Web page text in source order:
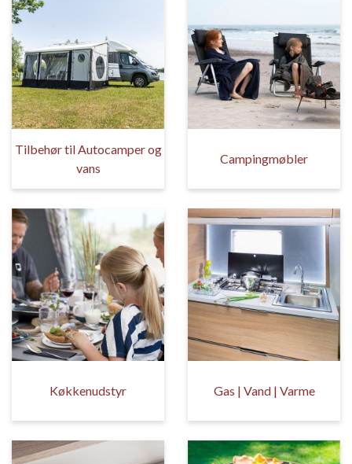
Tilbehør til Autocamper og
vans
Campingmøbler
Køkkenudstyr Gas | Vand | Varme